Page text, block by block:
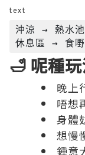
text
沖涼 → 熱水
🛁 呢種
晚上
唔想
身體
想慢
鍾意